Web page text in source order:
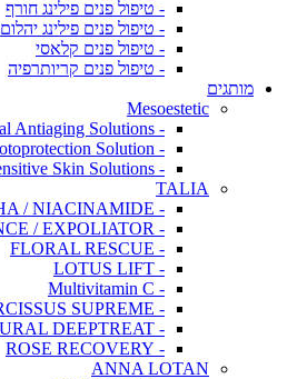
- טיפול פנים פילינג חורף
- טיפול פנים פילינג יהלום
- טיפול פנים קלאסי
- טיפול פנים קריותרפיה
מותגים
Mesoestetic
- Global Antiaging Solutions
- Photoprotection Solution
- Sensitive Skin Solutions
TALIA
- BHA / NIACINAMIDE
- ESSENCE / EXPOLIATOR
- FLORAL RESCUE
- LOTUS LIFT
- Multivitamin C
- NARCISSUS SUPREME
- NATURAL DEEPTREAT
- ROSE RECOVERY
ANNA LOTAN